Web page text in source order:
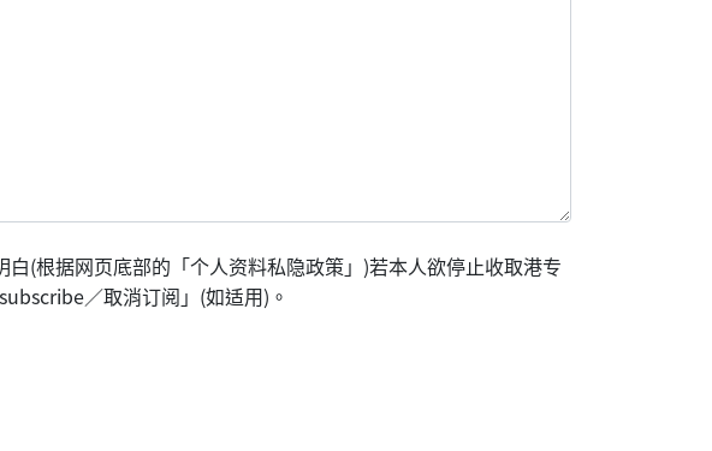
(根据网页底部的「个人资料私隐政策」)若本人欲停止收取港专
／取消订阅」(如适用)。